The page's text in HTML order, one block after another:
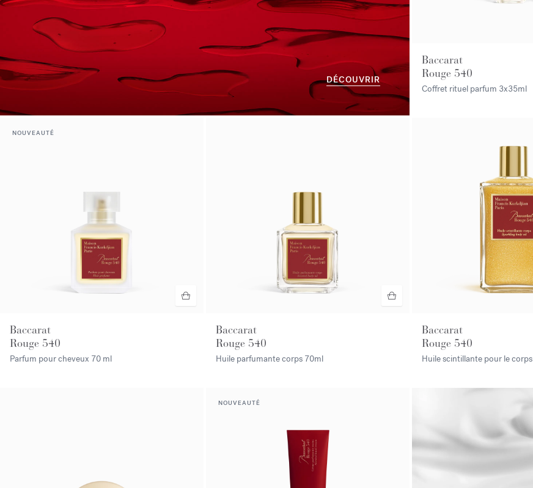
DÉCOUVRIR
Baccarat
Rouge 540
Coffret rituel parfum 3x35ml
NOUVEAUTÉ
Baccarat
Rouge 540
Parfum pour cheveux 70 ml
Baccarat
Rouge 540
Huile parfumante corps 70ml
Baccarat
Rouge 540
Huile scintillante pour le corps
NOUVEAUTÉ